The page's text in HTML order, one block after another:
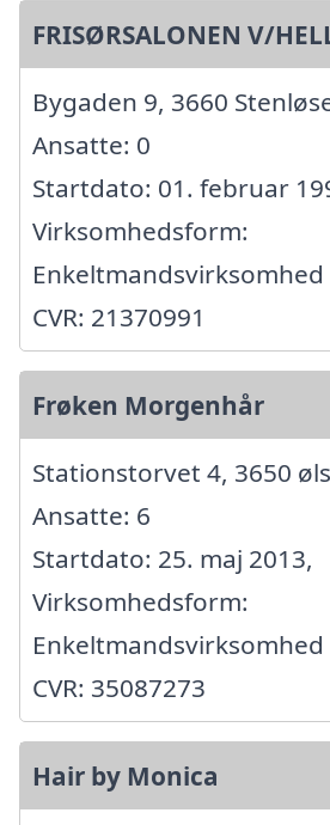
FRISØRSALONEN V/
Bygaden 9, 3660
Ansatte: 0
Startdato: 01. februar
Virksomhedsform:
Enkeltmandsvirksomhed
CVR: 21370991
Frøken Morgenhår
Stationstorvet 4, 3650
Ansatte: 6
Startdato: 25. maj 2013,
Virksomhedsform:
Enkeltmandsvirksomhed
CVR: 35087273
Hair by Monica